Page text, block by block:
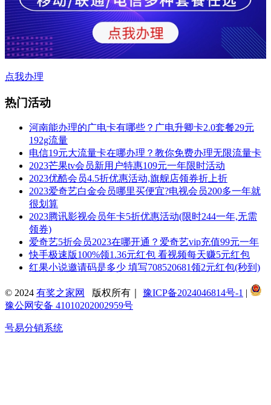
点我办理
热门活动
河南能办理的广电卡有哪些？广电升卿卡2.0套餐29元
192g流量
电信19元大流量卡在哪办理？教你免费办理无限流量卡
2023芒果tv会员新用户特惠109元一年限时活动
2023优酷会员4.5折优惠活动,旗舰店领券折上折
2023爱奇艺白金会员哪里买便宜?电视会员200多一年就
很划算
2023腾讯影视会员年卡5折优惠活动(限时244一年,无需
领券)
爱奇艺5折会员2023在哪开通？爱奇艺vip充值99元一年
快手极速版100%领1.36元红包 看视频每天赚5元红包
红果小说邀请码是多少 填写708520681领2元红包(秒到)
© 2024 有奖之家网 版权所有｜ 豫ICP备2024046814号-1 |
豫公网安备 41010202002959号
号易分销系统